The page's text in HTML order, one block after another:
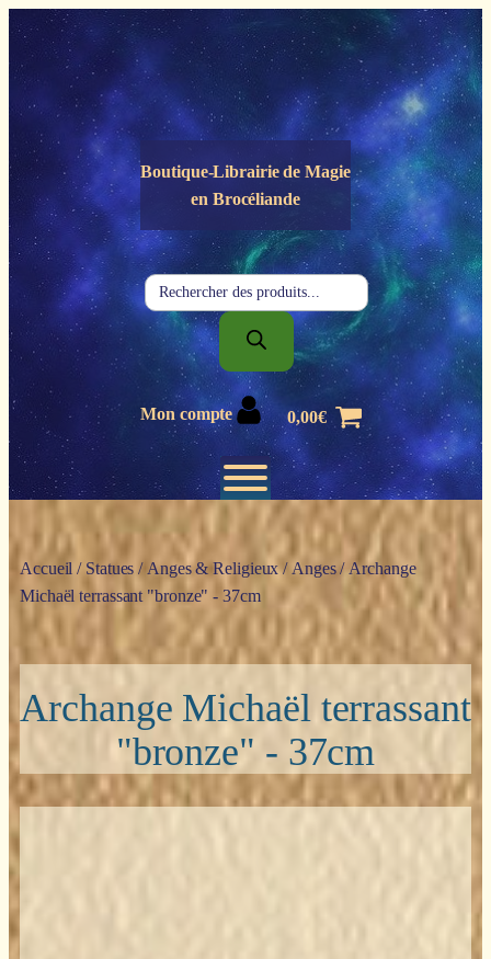
Panneau de gestion des cookies
Boutique-Librairie deMagie
en Brocéliande
Recherche
de
produits
Mon compte 0,00€
Accueil / Statues / Anges & Religieux/ Anges/ Archange
Michaël terrassant "bronze" - 37cm
Archange Michaël terrassant
"bronze" - 37cm